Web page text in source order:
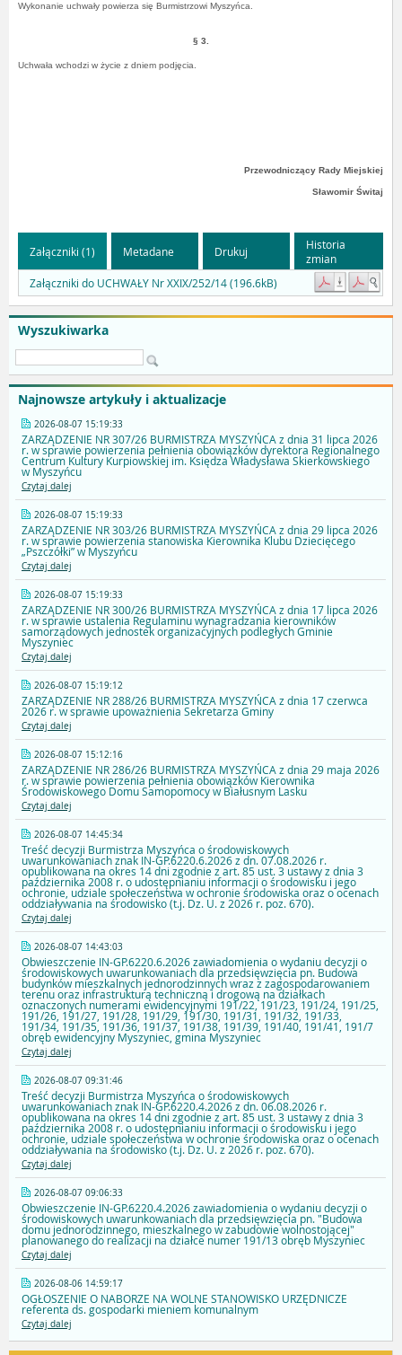
Wyszukiwarka
Najnowsze artykuły i aktualizacje
2026-08-07 15:19:33
ZARZĄDZENIE NR 307/26 BURMISTRZA MYSZYŃCA z dnia 31 lipca 2026
r. w sprawie powierzenia pełnienia obowiązków dyrektora Regionalnego
Centrum Kultury Kurpiowskiej im. Księdza Władysława Skierkowskiego
w Myszyńcu
Czytaj dalej
2026-08-07 15:19:33
ZARZĄDZENIE NR 303/26 BURMISTRZA MYSZYŃCA z dnia 29 lipca 2026
r. w sprawie powierzenia stanowiska Kierownika Klubu Dziecięcego
„Pszczółki” w Myszyńcu
Czytaj dalej
2026-08-07 15:19:33
ZARZĄDZENIE NR 300/26 BURMISTRZA MYSZYŃCA z dnia 17 lipca 2026
r. w sprawie ustalenia Regulaminu wynagradzania kierowników
samorządowych jednostek organizacyjnych podległych Gminie
Myszyniec
Czytaj dalej
2026-08-07 15:19:12
ZARZĄDZENIE NR 288/26 BURMISTRZA MYSZYŃCA z dnia 17 czerwca
2026 r. w sprawie upoważnienia Sekretarza Gminy
Czytaj dalej
2026-08-07 15:12:16
ZARZĄDZENIE NR 286/26 BURMISTRZA MYSZYŃCA z dnia 29 maja 2026
r. w sprawie powierzenia pełnienia obowiązków Kierownika
Środowiskowego Domu Samopomocy w Białusnym Lasku
Czytaj dalej
2026-08-07 14:45:34
Treść decyzji Burmistrza Myszyńca o środowiskowych
uwarunkowaniach znak IN-GP.6220.6.2026 z dn. 07.08.2026 r.
opublikowana na okres 14 dni zgodnie z art. 85 ust. 3 ustawy z dnia 3
października 2008 r. o udostępnianiu informacji o środowisku i jego
ochronie, udziale społeczeństwa w ochronie środowiska oraz o ocenach
oddziaływania na środowisko (t.j. Dz. U. z 2026 r. poz. 670).
Czytaj dalej
2026-08-07 14:43:03
Obwieszczenie IN-GP.6220.6.2026 zawiadomienia o wydaniu decyzji o
środowiskowych uwarunkowaniach dla przedsięwzięcia pn. Budowa
budynków mieszkalnych jednorodzinnych wraz z zagospodarowaniem
terenu oraz infrastrukturą techniczną i drogową na działkach
oznaczonych numerami ewidencyjnymi 191/22, 191/23, 191/24, 191/25,
191/26, 191/27, 191/28, 191/29, 191/30, 191/31, 191/32, 191/33,
191/34, 191/35, 191/36, 191/37, 191/38, 191/39, 191/40, 191/41, 191/7
obręb ewidencyjny Myszyniec, gmina Myszyniec
Czytaj dalej
2026-08-07 09:31:46
Treść decyzji Burmistrza Myszyńca o środowiskowych
uwarunkowaniach znak IN-GP.6220.4.2026 z dn. 06.08.2026 r.
opublikowana na okres 14 dni zgodnie z art. 85 ust. 3 ustawy z dnia 3
października 2008 r. o udostępnianiu informacji o środowisku i jego
ochronie, udziale społeczeństwa w ochronie środowiska oraz o ocenach
oddziaływania na środowisko (t.j. Dz. U. z 2026 r. poz. 670).
Czytaj dalej
2026-08-07 09:06:33
Obwieszczenie IN-GP.6220.4.2026 zawiadomienia o wydaniu decyzji o
środowiskowych uwarunkowaniach dla przedsięwzięcia pn. "Budowa
domu jednorodzinnego, mieszkalnego w zabudowie wolnostojącej"
planowanego do realizacji na działce numer 191/13 obręb Myszyniec
Czytaj dalej
2026-08-06 14:59:17
OGŁOSZENIE O NABORZE NA WOLNE STANOWISKO URZĘDNICZE
referenta ds. gospodarki mieniem komunalnym
Czytaj dalej
Wykonanie uchwały powierza się Burmistrzowi Myszyńca.
§ 3.
Uchwała wchodzi w życie z dniem podjęcia.
Przewodniczący Rady Miejskiej
Sławomir Świtaj
Załączniki (1) Metadane Drukuj
Historia
zmian
Załączniki do UCHWAŁY Nr XXIX/252/14 (196.6kB)